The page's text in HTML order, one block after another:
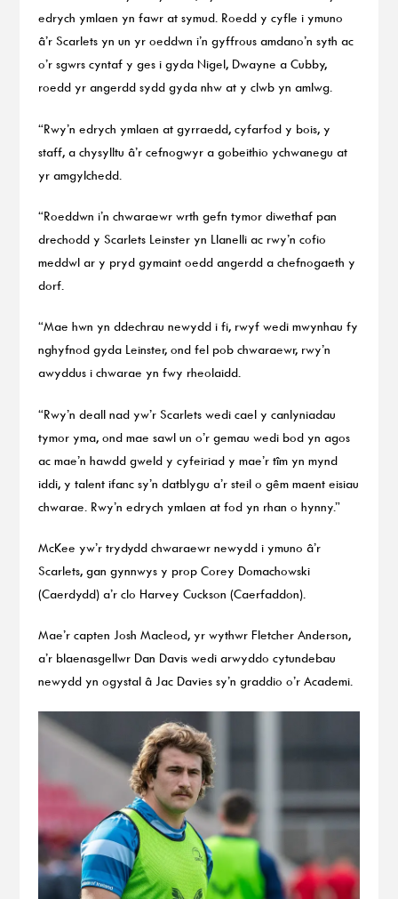
edrych ymlaen yn fawr at symud. Roedd y cyfle i ymuno
â’r Scarlets yn un yr oeddwn i’n gyffrous amdano’n syth ac
o’r sgwrs cyntaf y ges i gyda Nigel, Dwayne a Cubby,
roedd yr angerdd sydd gyda nhw at y clwb yn amlwg.
“Rwy’n edrych ymlaen at gyrraedd, cyfarfod y bois, y
staff, a chysylltu â’r cefnogwyr a gobeithio ychwanegu at
yr amgylchedd.
“Roeddwn i’n chwaraewr wrth gefn tymor diwethaf pan
drechodd y Scarlets Leinster yn Llanelli ac rwy’n cofio
meddwl ar y pryd gymaint oedd angerdd a chefnogaeth y
dorf.
“Mae hwn yn ddechrau newydd i fi, rwyf wedi mwynhau fy
nghyfnod gyda Leinster, ond fel pob chwaraewr, rwy’n
awyddus i chwarae yn fwy rheolaidd.
“Rwy’n deall nad yw’r Scarlets wedi cael y canlyniadau
tymor yma, ond mae sawl un o’r gemau wedi bod yn agos
ac mae’n hawdd gweld y cyfeiriad y mae’r tîm yn mynd
iddi, y talent ifanc sy’n datblygu a’r steil o gêm maent eisiau
chwarae. Rwy’n edrych ymlaen at fod yn rhan o hynny.”
McKee yw’r trydydd chwaraewr newydd i ymuno â’r
Scarlets, gan gynnwys y prop Corey Domachowski
(Caerdydd) a’r clo Harvey Cuckson (Caerfaddon).
Mae’r capten Josh Macleod, yr wythwr Fletcher Anderson,
a’r blaenasgellwr Dan Davis wedi arwyddo cytundebau
newydd yn ogystal â Jac Davies sy’n graddio o’r Academi.